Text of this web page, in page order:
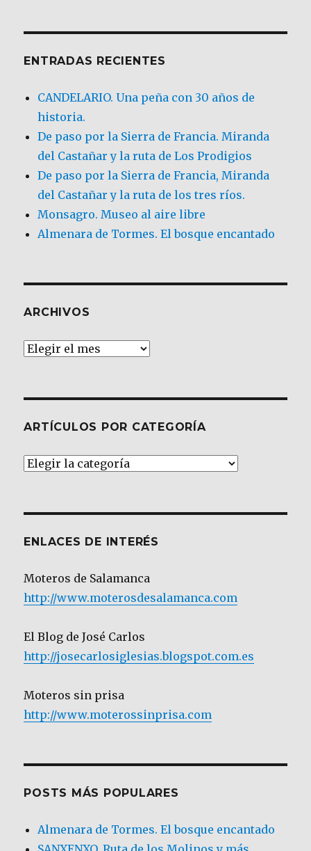
ENTRADAS RECIENTES
CANDELARIO. Una peña con 30 años de
historia.
De paso por la Sierra de Francia. Miranda
del Castañar y la ruta de Los Prodigios
De paso por la Sierra de Francia, Miranda
del Castañar y la ruta de los tres ríos.
Monsagro. Museo al aire libre
Almenara de Tormes. El bosque encantado
ARCHIVOS
Archivos
ARTÍCULOS POR CATEGORÍA
Artículos
ENLACES DE INTERÉS
Moteros de Salamanca
http://www.moterosdesalamanca.com
El Blog de José Carlos
http://josecarlosiglesias.blogspot.com.es
Moteros sin prisa
http://www.moterossinprisa.com
POSTS MÁS POPULARES
Almenara de Tormes. El bosque encantado